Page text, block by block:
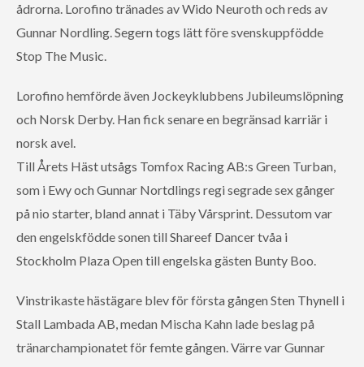
ådrorna. Lorofino tränades av Wido Neuroth och reds av
Gunnar Nordling. Segern togs lätt före svenskuppfödde
Stop The Music.
Lorofino hemförde även Jockeyklubbens Jubileumslöpning
och Norsk Derby. Han fick senare en begränsad karriär i
norsk avel.
Till Årets Häst utsågs Tomfox Racing AB:s Green Turban,
som i Ewy och Gunnar Nortdlings regi segrade sex gånger
på nio starter, bland annat i Täby Vårsprint. Dessutom var
den engelskfödde sonen till Shareef Dancer tvåa i
Stockholm Plaza Open till engelska gästen Bunty Boo.
Vinstrikaste hästägare blev för första gången Sten Thynell i
Stall Lambada AB, medan Mischa Kahn lade beslag på
tränarchampionatet för femte gången. Värre var Gunnar